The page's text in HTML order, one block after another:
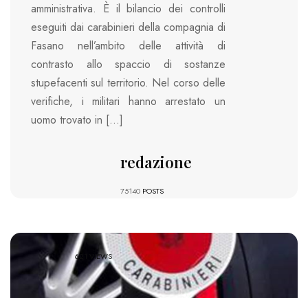
amministrativa. È il bilancio dei controlli
eseguiti dai carabinieri della compagnia di
Fasano nell’ambito delle attività di
contrasto allo spaccio di sostanze
stupefacenti sul territorio. Nel corso delle
verifiche, i militari hanno arrestato un
uomo trovato in […]
redazione
75140 POSTS
621 VIEWS